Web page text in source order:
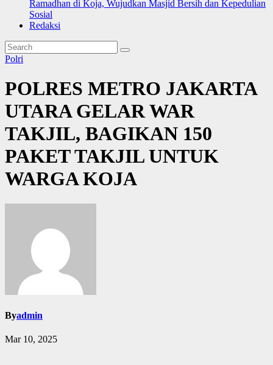
Ramadhan di Koja, Wujudkan Masjid Bersih dan Kepedulian
Sosial
Redaksi
Polri
POLRES METRO JAKARTA
UTARA GELAR WAR
TAKJIL, BAGIKAN 150
PAKET TAKJIL UNTUK
WARGA KOJA
Byadmin
Mar 10, 2025